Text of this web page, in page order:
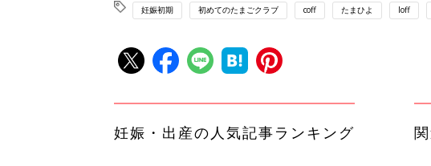
妊娠初期 初めてのたまごクラブ coff たまひよ loff
妊娠・出産の人気記事ランキング